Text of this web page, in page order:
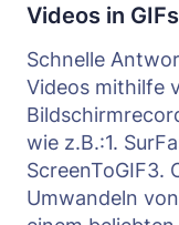
Videos in
Schnelle
Videos mithilfe
wie z.B.:1.
ScreenToGIF3.
Umwandeln